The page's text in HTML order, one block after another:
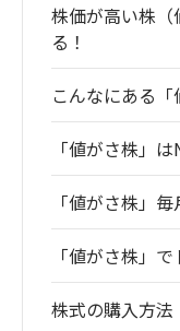
株価が高い株
る！
こんなにある「
「値がさ株」
「値がさ株」
「値がさ株」
株式の購入方法